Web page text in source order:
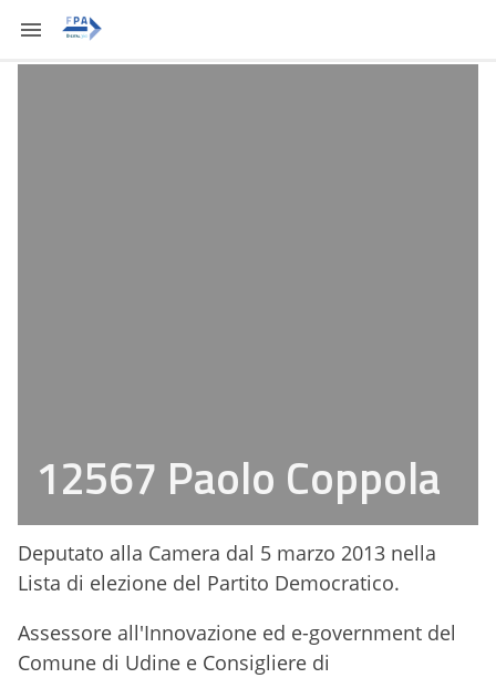
12567 Paolo Coppola
Deputato alla Camera dal 5 marzo 2013 nella
Lista di elezione del Partito Democratico.
Assessore all'Innovazione ed e-government del
Comune di Udine e Consigliere di